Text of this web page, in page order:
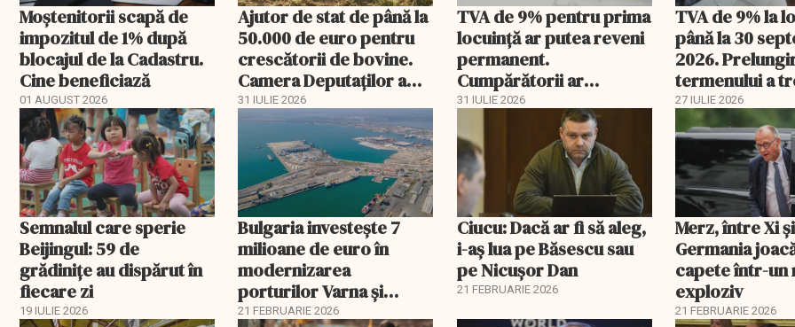
Moștenitorii scapă de
impozitul de 1% după
blocajul de la Cadastru.
Cine beneficiază
01 AUGUST 2026
Ajutor de stat de până la
50.000 de euro pentru
crescătorii de bovine.
Camera Deputaților a
aprobat schema
31 IULIE 2026
TVA de 9% pentru prima
locuință ar putea reveni
permanent.
Cumpărătorii ar
economisi zeci de mii de
31 IULIE 2026
TVA de 9% la
până la 30
2026.
termenului a
comisia din
27 IULIE 2026
Semnalul care sperie
Beijingul: 59 de
grădinițe au dispărut în
fiecare zi
19 IULIE 2026
Bulgaria investește 7
milioane de euro în
modernizarea
porturilor Varna și
Burgas
21 FEBRUARIE 2026
Ciucu: Dacă ar fi să aleg,
i-aș lua pe Băsescu sau
pe Nicușor Dan
21 FEBRUARIE 2026
Merz, între Xi
Germania
capete într-un
exploziv
21 FEBRUARIE 2026